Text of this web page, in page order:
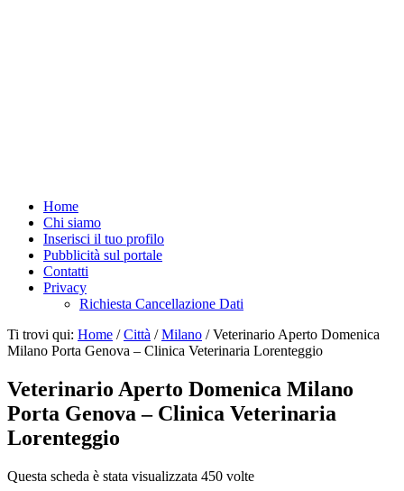
Home
Chi siamo
Inserisci il tuo profilo
Pubblicità sul portale
Contatti
Privacy
Richiesta Cancellazione Dati
Ti trovi qui: Home / Città / Milano /Veterinario Aperto Domenica
Milano Porta Genova – Clinica Veterinaria Lorenteggio
Veterinario Aperto Domenica Milano
Porta Genova – Clinica Veterinaria
Lorenteggio
Questa scheda è stata visualizzata 450 volte